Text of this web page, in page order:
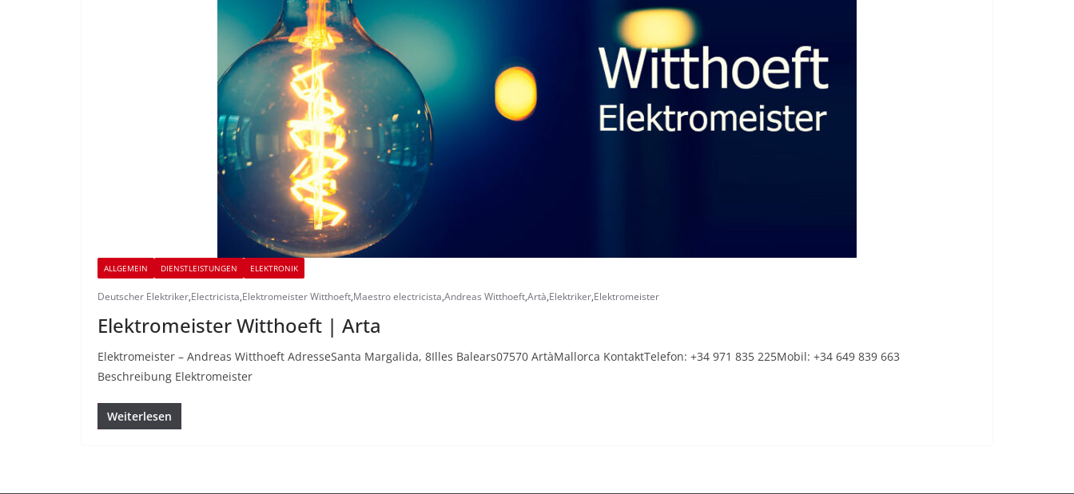
ALLGEMEIN DIENSTLEISTUNGEN ELEKTRONIK
Deutscher Elektriker,Electricista,Elektromeister Witthoeft,Maestro electricista,Andreas Witthoeft,Artà,Elektriker,Elektromeister
Elektromeister Witthoeft | Arta
Elektromeister – Andreas Witthoeft AdresseSanta Margalida, 8Illes Balears07570 ArtàMallorca KontaktTelefon: +34 971 835 225Mobil: +34 649 839 663
Beschreibung Elektromeister
Weiterlesen